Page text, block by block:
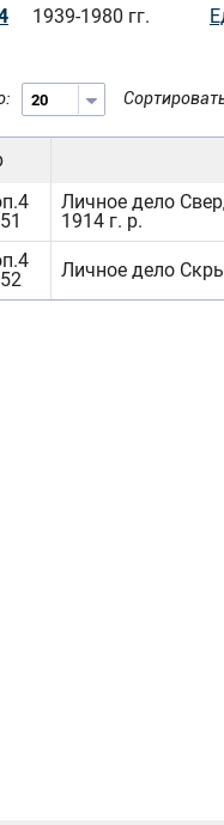
1939-1980 гг.
Личное дело
1914 г. р.
Личное дело